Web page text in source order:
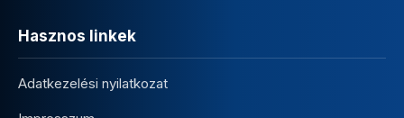
Hasznos linkek
Adatkezelési nyilatkozat